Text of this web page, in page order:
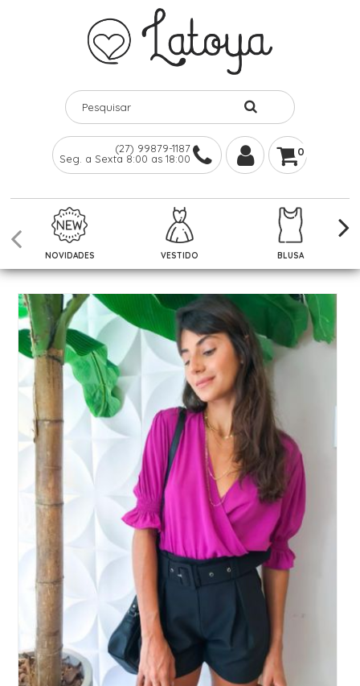
(27) 99879-1187
Seg. a Sexta 8:00 as 18:00
0
NOVIDADES VESTIDO BLUSA